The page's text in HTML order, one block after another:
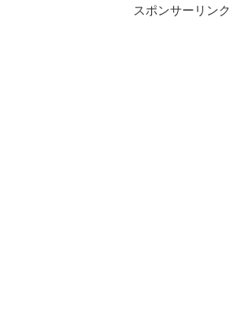
スポンサーリンク